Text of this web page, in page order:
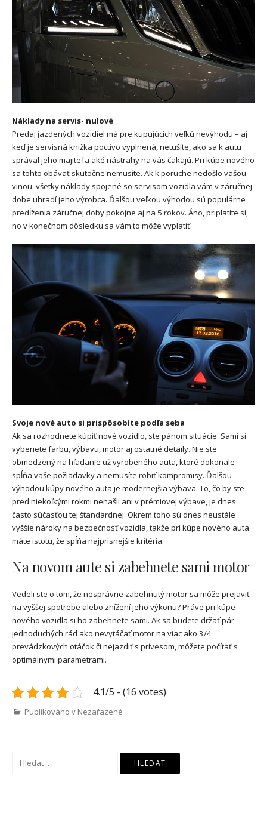
Náklady na servis- nulové
Predaj jazdených vozidiel má pre kupujúcich veľkú nevýhodu – aj
keď je servisná knižka poctivo vyplnená, netušíte, ako sa k autu
správal jeho majiteľ a aké nástrahy na vás čakajú. Pri kúpe nového
sa tohto obávať skutočne nemusíte. Ak k poruche nedošlo vašou
vinou, všetky náklady spojené so servisom vozidla vám v záručnej
dobe uhradí jeho výrobca. Ďalšou veľkou výhodou sú populárne
predĺženia záručnej doby pokojne aj na 5 rokov. Áno, priplatíte si,
no v konečnom dôsledku sa vám to môže vyplatiť.
Svoje nové auto si prispôsobíte podľa seba
Ak sa rozhodnete kúpiť nové vozidlo, ste pánom situácie. Sami si
vyberiete farbu, výbavu, motor aj ostatné detaily. Nie ste
obmedzený na hľadanie už vyrobeného auta, ktoré dokonale
spĺňa vaše požiadavky a nemusíte robiť kompromisy. Ďalšou
výhodou kúpy nového auta je modernejšia výbava. To, čo by ste
pred niekoľkými rokmi nenašli ani v prémiovej výbave, je dnes
často súčasťou tej štandardnej. Okrem toho sú dnes neustále
vyššie nároky na bezpečnosť vozidla, takže pri kúpe nového auta
máte istotu, že spĺňa najprísnejšie kritéria.
Na novom aute si zabehnete sami motor
Vedeli ste o tom, že nesprávne zabehnutý motor sa môže prejaviť
na vyššej spotrebe alebo znížení jeho výkonu? Práve pri kúpe
nového vozidla si ho zabehnete sami. Ak sa budete držať pár
jednoduchých rád ako nevytáčať motor na viac ako 3/4
prevádzkových otáčok či nejazdiť s prívesom, môžete počítať s
optimálnymi parametrami.
4.1/5 - (16 votes)
Publikováno v Nezařazené
Vyhledávání